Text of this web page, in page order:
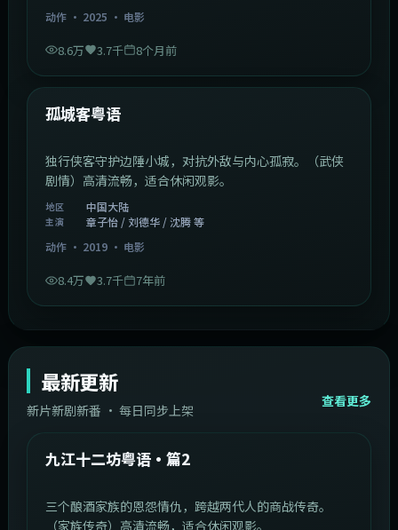
动作· 2025 · 电影
8.6万 3.7千 8个月前
热门
孤城客粤语
独行侠客守护边陲小城，对抗外敌与内心孤寂。（武侠
剧情）高清流畅，适合休闲观影。
地区 中国大陆
主演
章子怡 / 刘德华 / 沈腾 等
动作· 2019· 电影
8.4万 3.7千 7年前
最新更新
新片新剧新番 · 每日同步上架
查看更多
最新
中国大陆 1:20:26
九江十二坊粤语·篇2
三个酿酒家族的恩怨情仇，跨越两代人的商战传奇。
（家族传奇）高清流畅，适合休闲观影。